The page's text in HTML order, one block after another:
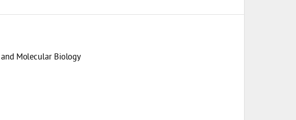
Molecular Biology